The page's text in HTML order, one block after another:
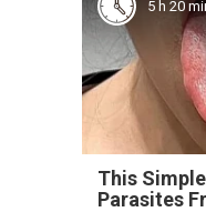
5 h 20
This
Parasites